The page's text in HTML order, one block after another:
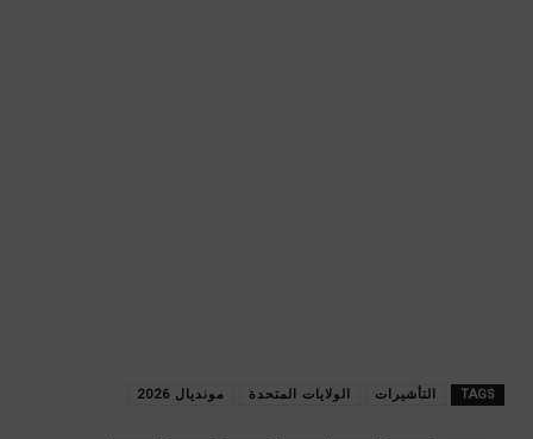
TAGS التأشيرات الولايات المتحدة مونديال 2026